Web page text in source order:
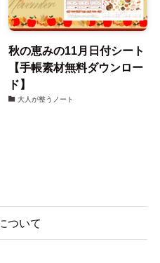
秋の恵みの11月日付シート
【手帳素材無料ダウンロー
ド】
大人が整うノート
ついて